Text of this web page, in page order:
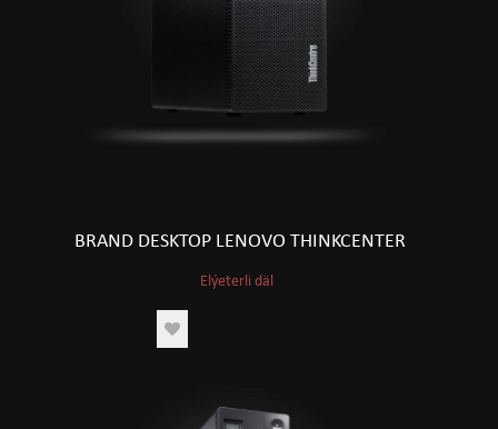
BRAND DESKTOP LENOVO THINKCENTER
Elýeterli däl